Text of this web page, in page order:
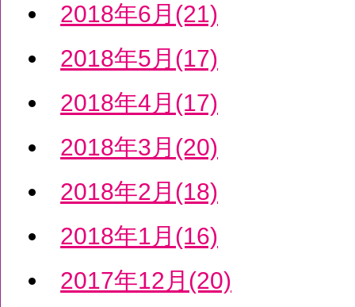
2018年6月(21)
2018年5月(17)
2018年4月(17)
2018年3月(20)
2018年2月(18)
2018年1月(16)
2017年12月(20)